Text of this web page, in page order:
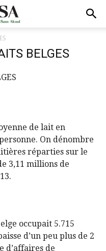
BELGES
de lait en
On dénombre
réparties sur le
3,11 millions de
occupait 5.715
d’un peu plus de 2
d’affaires de